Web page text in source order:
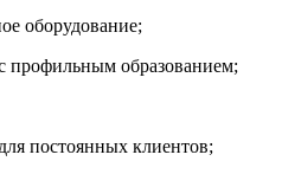
оборудование;
профильным образованием;
постоянных клиентов;